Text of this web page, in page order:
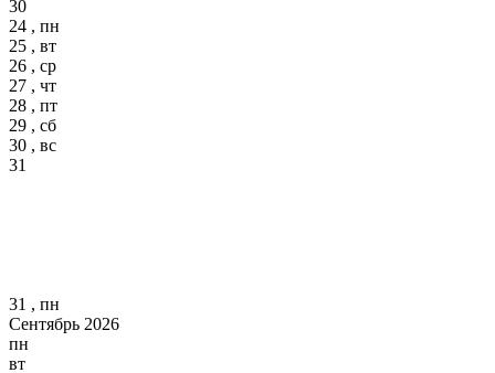
30
24 , пн
25 , вт
26 , ср
27 , чт
28 , пт
29 , сб
30 , вс
31
31 , пн
Сентябрь 2026
пн
вт